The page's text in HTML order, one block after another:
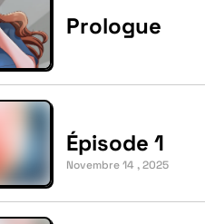
Prologue
Épisode 1
Novembre 14 , 2025